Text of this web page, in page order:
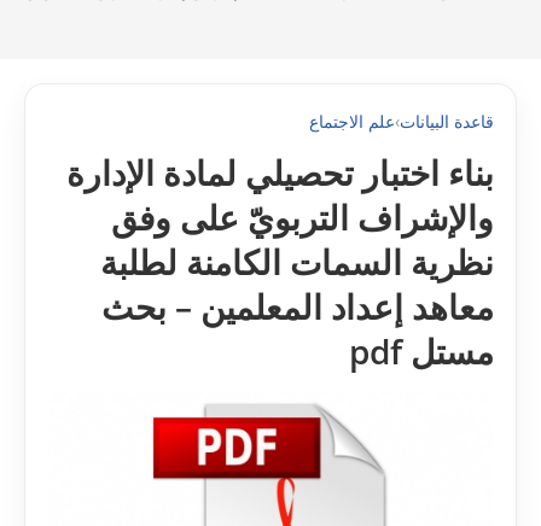
قاعدة البيانات›علم الاجتماع
بناء اختبار تحصيلي لمادة الإدارة
والإشراف التربويّ على وفق
نظرية السمات الكامنة لطلبة
معاهد إعداد المعلمين – بحث
مستل pdf